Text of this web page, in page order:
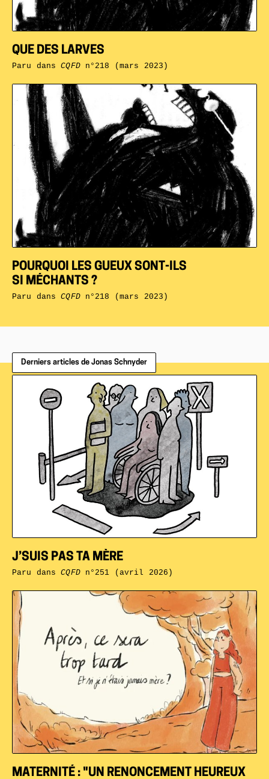
POURQUOI LES GUEUX SONT-ILS
SI MÉCHANTS ?
Paru dansCQFDn°218 (mars 2023)
QUE DES LARVES
Paru dansCQFDn°218 (mars 2023)
Derniers articles de Jonas Schnyder
MATERNITÉ : "UN RENONCEMENT HEUREUX
J’SUIS PAS TA MÈRE
Paru dansCQFDn°251 (avril 2026)